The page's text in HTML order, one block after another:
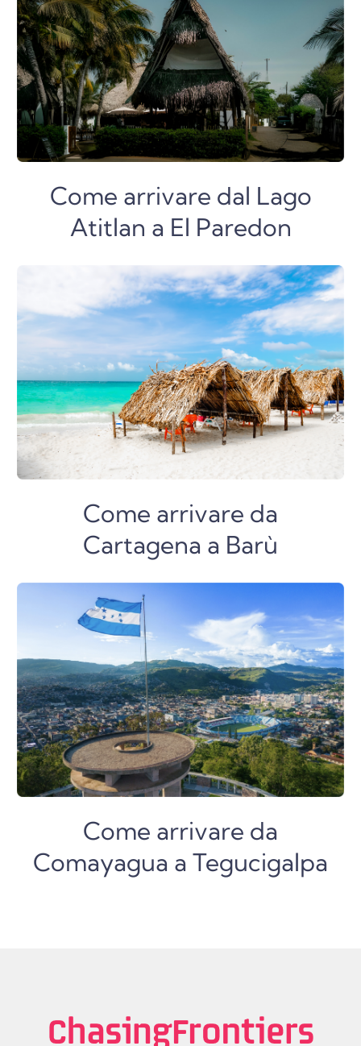
Come arrivare dal Lago
Atitlan a El Paredon
Come arrivare da
Cartagena a Barù
Come arrivare da
Comayagua a Tegucigalpa